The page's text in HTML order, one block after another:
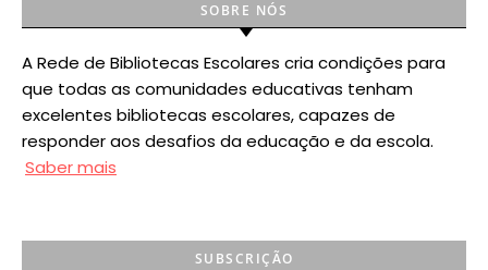
SOBRE NÓS
A Rede de Bibliotecas Escolares cria condições para
que todas as comunidades educativas tenham
excelentes bibliotecas escolares, capazes de
responder aos desafios da educação e da escola.
Saber mais
SUBSCRIÇÃO